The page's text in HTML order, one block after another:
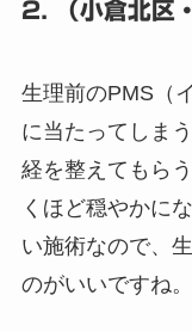
2. （小倉北区
生理前のPMS（
に当たってしま
経を整えてもら
くほど穏やかに
い施術なので、
のがいいですね。